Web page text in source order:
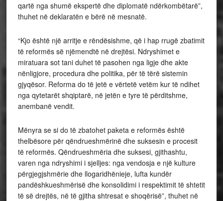
qartë nga shumë ekspertë dhe diplomatë ndërkombëtarë”,
thuhet në deklaratën e bërë në mesnatë.
“Kjo është një arritje e rëndësishme, që i hap rrugë zbatimit
të reformës së njëmendtë në drejtësi. Ndryshimet e
miratuara sot tani duhet të pasohen nga ligje dhe akte
nënligjore, procedura dhe politika, për të tërë sistemin
gjyqësor. Reforma do të jetë e vërtetë vetëm kur të ndihet
nga qytetarët shqiptarë, në jetën e tyre të përditshme,
anembanë vendit.
Mënyra se si do të zbatohet paketa e reformës është
thelbësore për qëndrueshmërinë dhe suksesin e procesit
të reformës. Qëndrueshmëria dhe suksesi, gjithashtu,
varen nga ndryshimi i sjelljes: nga vendosja e një kulture
përgjegjshmërie dhe llogaridhënieje, lufta kundër
pandëshkueshmërisë dhe konsolidimi i respektimit të shtetit
të së drejtës, në të gjitha shtresat e shoqërisë”, thuhet në